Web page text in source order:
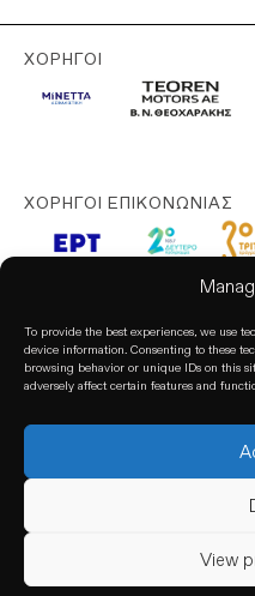
To provide the best experiences, we use
device information. Consenting to these
browsing behavior or unique IDs on this
adversely affect certain features and
View
ΧΟΡΗΓΟΊ
ΧΟΡΗΓΟΊ ΕΠΙΚΟΝΩΝΊΑΣ
© 2026. All rights